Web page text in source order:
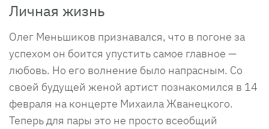
Личная жизнь
Олег Меньшиков признавался, что в погоне за
успехом он боится упустить самое главное —
любовь. Но его волнение было напрасным. Со
своей будущей женой артист познакомился в 14
февраля на концерте Михаила Жванецкого.
Теперь для пары это не просто всеобщий